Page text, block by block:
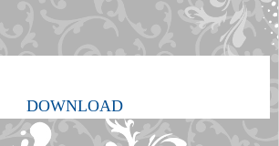
DOWNLOAD